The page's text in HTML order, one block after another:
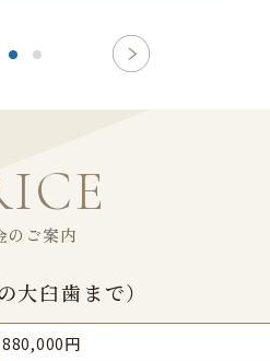
のご案内
大臼歯まで）
880,000円